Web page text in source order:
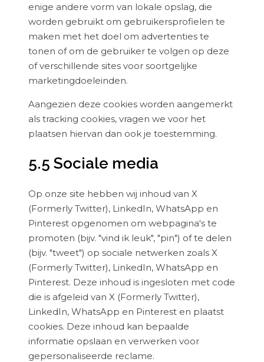
enige andere vorm van lokale opslag, die
worden gebruikt om gebruikersprofielen te
maken met het doel om advertenties te
tonen of om de gebruiker te volgen op deze
of verschillende sites voor soortgelijke
marketingdoeleinden.
Aangezien deze cookies worden aangemerkt
als tracking cookies, vragen we voor het
plaatsen hiervan dan ook je toestemming.
5.5 Sociale media
Op onze site hebben wij inhoud van X
(Formerly Twitter), LinkedIn, WhatsApp en
Pinterest opgenomen om webpagina's te
promoten (bijv. "vind ik leuk", "pin") of te delen
(bijv. "tweet") op sociale netwerken zoals X
(Formerly Twitter), LinkedIn, WhatsApp en
Pinterest. Deze inhoud is ingesloten met code
die is afgeleid van X (Formerly Twitter),
LinkedIn, WhatsApp en Pinterest en plaatst
cookies. Deze inhoud kan bepaalde
informatie opslaan en verwerken voor
gepersonaliseerde reclame.